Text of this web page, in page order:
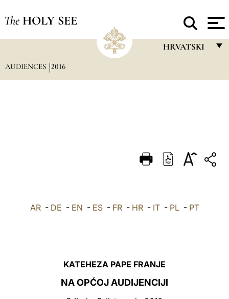
The HOLY SEE
HRVATSKI
DEUTSCH
العربيّة
AUDIENCES 2016
AR- DE - EN - ES- FR- HR- IT- PL- PT
KATEHEZA PAPE FRANJE
NA OPĆOJ AUDIJENCIJI